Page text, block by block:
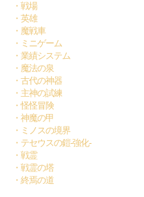
・戦場
・英雄
・魔戦車
・ミニゲーム
・業績システム
・魔法の泉
・古代の神器
・主神の試練
・怪怪冒険
・神魔の甲
・ミノスの境界
・テセウスの鎧-強化-
・戦霊
・戦霊の塔
・終焉の道